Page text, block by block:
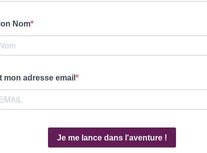
Nom
mon adresse email
Je me lance dans l'aventure !